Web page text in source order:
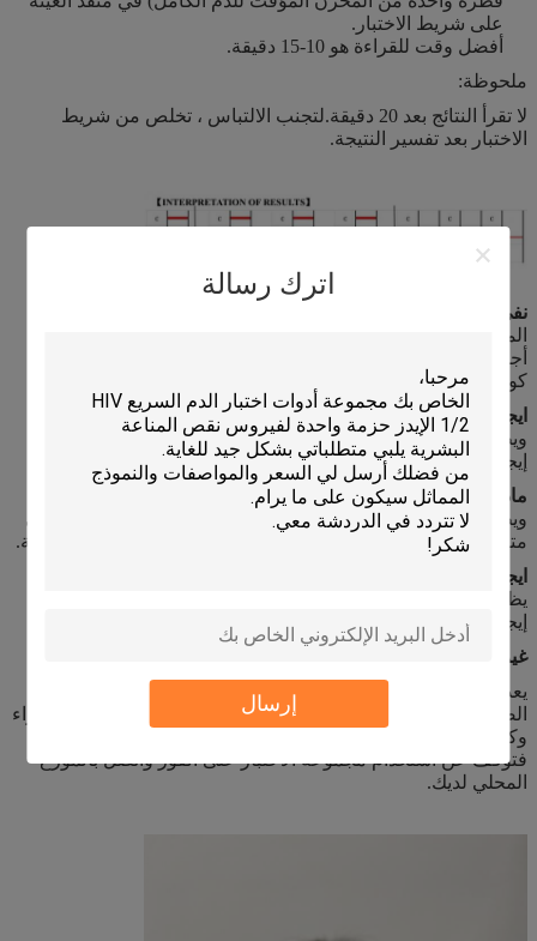
اترك رسالة
إرسال
على شريط الاختبار.
أفضل وقت للقراءة هو 10-15 دقيقة.
ملحوظة:
لا تقرأ النتائج بعد 20 دقيقة.لتجنب الالتباس ، تخلص من شريط
الاختبار بعد تفسير النتيجة.
نفي
أجسام مضادة محايدة في جسمك ، فأنت تصاب بسهولة بفيروس
كورونا الجديد إذا تعرضت للفيروس.
ايجابية منخفضة
ويظهر خط ملون أقوى في منطقة خط الاختبار (T2).تكون النتيجة
إيجابية منخفضة وتوفر الأجسام المضادة المعادلة حماية ضعيفة.
ماديوم إيجابي
ويظهر خط ملون أضعف في منطقة خط الاختبار (T2).والنتيجة هي
متوسطة الموجبة والأجسام المضادة المحايدة توفر حماية متوسطة.
ايجابية عالية
إيجابية عالية وتوفر الأجسام المضادة المعادلة حماية عالية.
غير صالحة
يعد حجم المخزن المؤقت غير الكافي أو الأساليب الإجرائية غير
الصحيحة من الأسباب الأكثر ترجيحًا لفشل خط التحكم. راجع الإجراء
وكرر الإجراء باستخدام جهاز اختبار جديد.إذا استمرت المشكلة ،
فتوقف عن استخدام مجموعة الاختبار على الفور واتصل بالموزع
المحلي لديك.